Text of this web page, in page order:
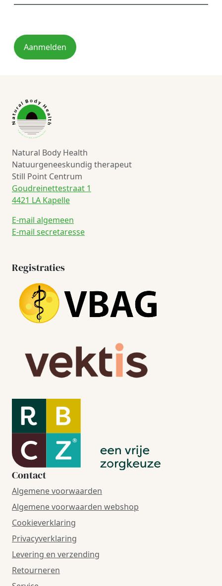
Aanmelden
Natural Body Health
Natuurgeneeskundig therapeut
Still Point Centrum
Goudreinettestraat 1
4421 LA Kapelle
E-mail algemeen
E-mail secretaresse
Registraties
Contact
Algemene voorwaarden
Algemene voorwaarden webshop
Cookieverklaring
Privacyverklaring
Levering en verzending
Retourneren